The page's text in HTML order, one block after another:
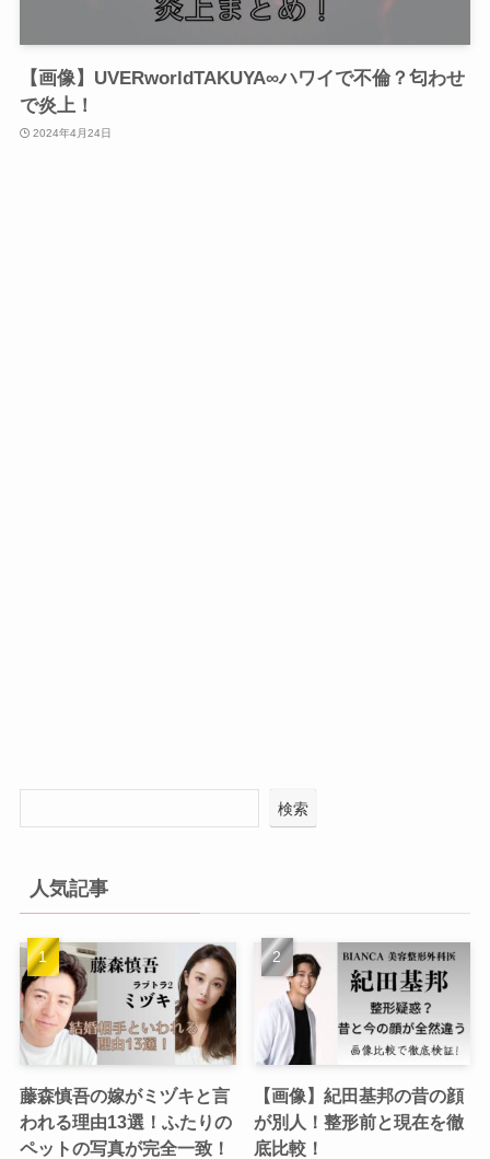
【画像】UVERworldTAKUYA∞ハワイで不倫？匂わせ
で炎上！
2024年4月24日
検索
人気記事
藤森慎吾の嫁がミヅキと言
われる理由13選！ふたりの
ペットの写真が完全一致！
【画像】紀田基邦の昔の顔
が別人！整形前と現在を徹
底比較！